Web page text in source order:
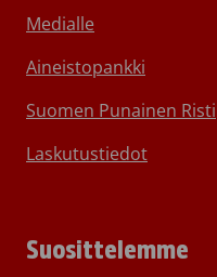
Medialle
Aineistopankki
Suomen Punainen Risti
Laskutustiedot
Suosittelemme